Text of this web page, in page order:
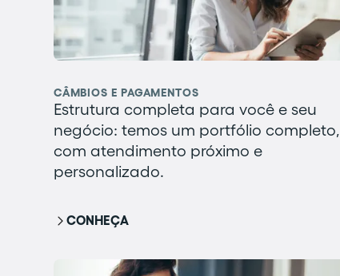
CÂMBIOS E PAGAMENTOS
Estrutura completa para você e seu
negócio: temos um portfólio completo,
com atendimento próximo e
personalizado.
CONHEÇA